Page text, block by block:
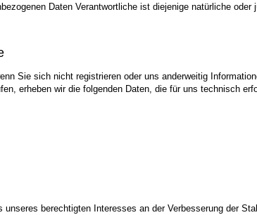
Daten Verantwortliche ist diejenige natürliche
Sie sich nicht registrieren oder uns anderweitig
erheben wir die folgenden Daten, die für uns technisch
berechtigten Interesses an der Verbesserung der